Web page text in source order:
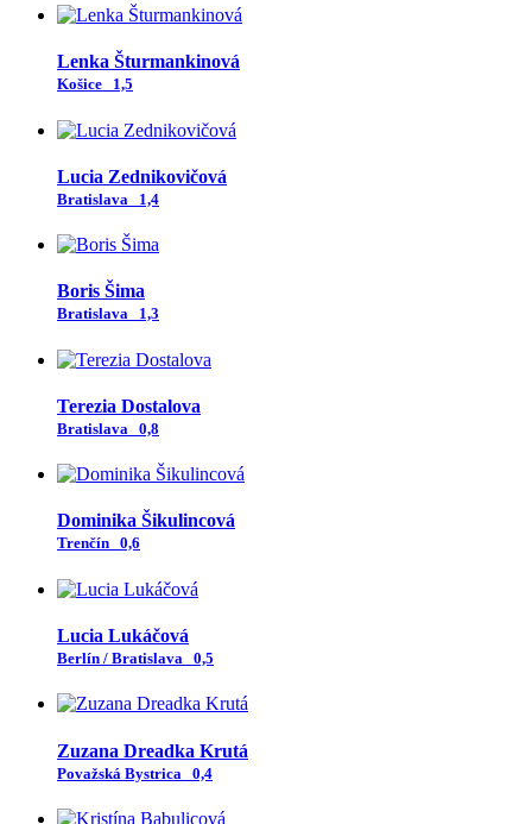
Lenka Šturmankinová
Košice 1,5
Lucia Zednikovičová
Bratislava 1,4
Boris Šima
Bratislava 1,3
Terezia Dostalova
Bratislava 0,8
Dominika Šikulincová
Trenčín 0,6
Lucia Lukáčová
Berlín / Bratislava 0,5
Zuzana Dreadka Krutá
Považská Bystrica 0,4